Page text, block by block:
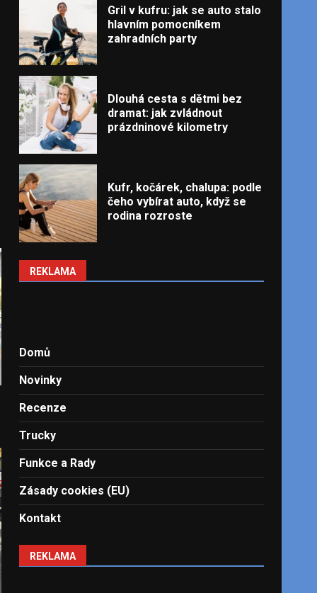
Gril v kufru: jak se auto stalo
hlavním pomocníkem
zahradních party
Dlouhá cesta s dětmi bez
dramat: jak zvládnout
prázdninové kilometry
Kufr, kočárek, chalupa: podle
čeho vybírat auto, když se
rodina rozroste
REKLAMA
Domů
Novinky
Recenze
Trucky
Funkce a Rady
Zásady cookies (EU)
Kontakt
REKLAMA